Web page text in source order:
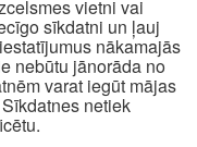
vietni vai
sīkdatni un ļauj
nākamajās
nebūtu jānorāda no
varat iegūt mājas
netiek